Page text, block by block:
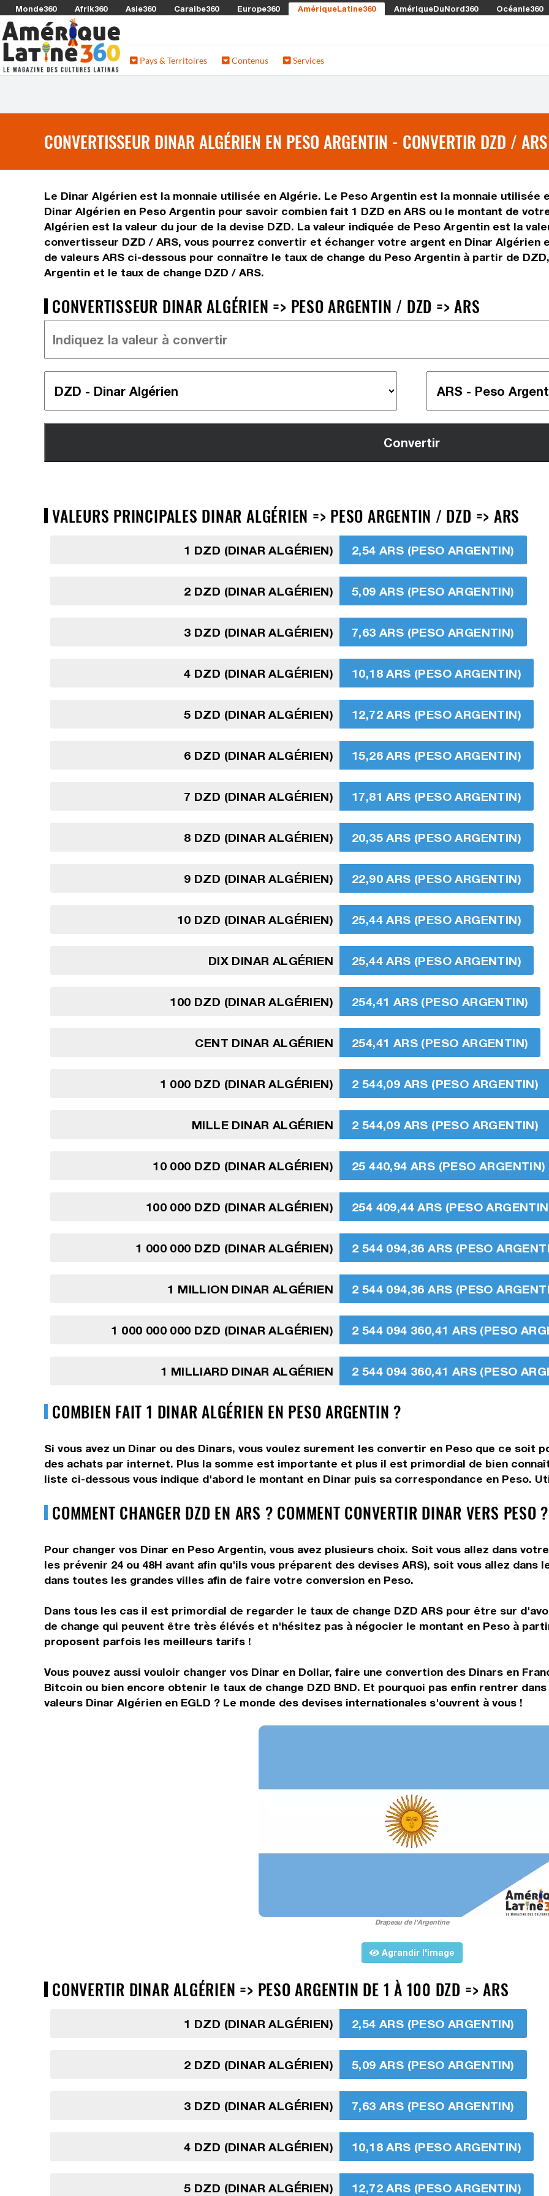
Monde360 Afrik360 Asie360 Caraibe360 Europe360 AmériqueLatine360 AmériqueDuNord360 Océanie360
Pays & Territoires Contenus Services
CONVERTISSEUR DINAR ALGÉRIEN EN PESO ARGENTIN - CONVERTIR DZD / ARS
Le Dinar Algérien est la monnaie utilisée en Algérie. Le Peso Argentin est la monnaie
Dinar Algérien en Peso Argentin pour savoir combien fait 1 DZD en ARS ou le montant de
Algérien est la valeur du jour de la devise DZD. La valeur indiquée de Peso Argentin est la
convertisseur DZD / ARS, vous pourrez convertir et échanger votre argent en Dinar Algérien
de valeurs ARS ci-dessous pour connaître le taux de change du Peso Argentin à partir de
Argentin et le taux de change DZD / ARS.
CONVERTISSEUR DINAR ALGÉRIEN => PESO ARGENTIN / DZD => ARS
VALEURS PRINCIPALES DINAR ALGÉRIEN => PESO ARGENTIN / DZD => ARS
1 DZD (DINAR ALGÉRIEN) 2,54 ARS (PESO ARGENTIN)
2 DZD (DINAR ALGÉRIEN) 5,09 ARS (PESO ARGENTIN)
3 DZD (DINAR ALGÉRIEN) 7,63 ARS (PESO ARGENTIN)
4 DZD (DINAR ALGÉRIEN) 10,18 ARS (PESO ARGENTIN)
5 DZD (DINAR ALGÉRIEN) 12,72 ARS (PESO ARGENTIN)
6 DZD (DINAR ALGÉRIEN) 15,26 ARS (PESO ARGENTIN)
7 DZD (DINAR ALGÉRIEN) 17,81 ARS (PESO ARGENTIN)
8 DZD (DINAR ALGÉRIEN) 20,35 ARS (PESO ARGENTIN)
9 DZD (DINAR ALGÉRIEN) 22,90 ARS (PESO ARGENTIN)
10 DZD (DINAR ALGÉRIEN) 25,44 ARS (PESO ARGENTIN)
DIX DINAR ALGÉRIEN 25,44 ARS (PESO ARGENTIN)
100 DZD (DINAR ALGÉRIEN) 254,41 ARS (PESO ARGENTIN)
CENT DINAR ALGÉRIEN 254,41 ARS (PESO ARGENTIN)
1 000 DZD (DINAR ALGÉRIEN) 2 544,09 ARS (PESO ARGENTIN)
MILLE DINAR ALGÉRIEN 2 544,09 ARS (PESO ARGENTIN)
10 000 DZD (DINAR ALGÉRIEN) 25 440,94 ARS (PESO ARGENTIN)
100 000 DZD (DINAR ALGÉRIEN) 254 409,44 ARS (PESO
1 000 000 DZD (DINAR ALGÉRIEN) 2 544 094,36 ARS (PESO
1 MILLION DINAR ALGÉRIEN 2 544 094,36 ARS (PESO
1 000 000 000 DZD (DINAR ALGÉRIEN) 2 544 094 360,41 ARS (PESO
1 MILLIARD DINAR ALGÉRIEN 2 544 094 360,41 ARS (PESO
COMBIEN FAIT 1 DINAR ALGÉRIEN EN PESO ARGENTIN ?
Si vous avez un Dinar ou des Dinars, vous voulez surement les convertir en Peso que ce soit
des achats par internet. Plus la somme est importante et plus il est primordial de bien
liste ci-dessous vous indique d'abord le montant en Dinar puis sa correspondance en Peso.
COMMENT CHANGER DZD EN ARS ? COMMENT CONVERTIR DINAR VERS PESO ?
Pour changer vos Dinar en Peso Argentin, vous avez plusieurs choix. Soit vous allez dans
les prévenir 24 ou 48H avant afin qu'ils vous préparent des devises ARS), soit vous allez dans
dans toutes les grandes villes afin de faire votre conversion en Peso.
Dans tous les cas il est primordial de regarder le taux de change DZD ARS pour être sur
de change qui peuvent être très élévés et n'hésitez pas à négocier le montant en Peso à
proposent parfois les meilleurs tarifs !
Vous pouvez aussi vouloir changer vos Dinar en Dollar, faire une convertion des Dinars en
Bitcoin ou bien encore obtenir le taux de change DZD BND. Et pourquoi pas enfin rentrer
valeurs Dinar Algérien en EGLD ? Le monde des devises internationales s'ouvrent à vous !
Drapeau de l'Argentine
Agrandir l'image
CONVERTIR DINAR ALGÉRIEN => PESO ARGENTIN DE 1 À 100 DZD => ARS
1 DZD (DINAR ALGÉRIEN) 2,54 ARS (PESO ARGENTIN)
2 DZD (DINAR ALGÉRIEN) 5,09 ARS (PESO ARGENTIN)
3 DZD (DINAR ALGÉRIEN) 7,63 ARS (PESO ARGENTIN)
4 DZD (DINAR ALGÉRIEN) 10,18 ARS (PESO ARGENTIN)
5 DZD (DINAR ALGÉRIEN) 12,72 ARS (PESO ARGENTIN)